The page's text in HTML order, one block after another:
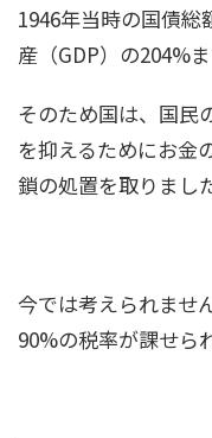
1946年当時の国債総
産（GDP）の204%
そのため国は、国民
を抑えるためにお金
鎖の処置を取りまし
今では考えられませ
90%の税率が課せら